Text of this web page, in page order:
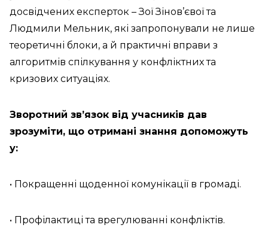
досвідчених експерток – Зої Зінов’євої та
Людмили Мельник, які запропонували не лише
теоретичні блоки, а й практичні вправи з
алгоритмів спілкування у конфліктних та
кризових ситуаціях.
Зворотний зв’язок від учасників дав
зрозуміти, що отримані знання допоможуть
у:
• Покращенні щоденної комунікації в громаді.
• Профілактиці та врегулюванні конфліктів.